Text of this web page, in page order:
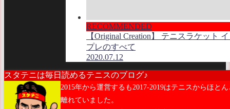
RECOMMENDED
【Original Creation】 テニスラケット
プレのすべて
2020.07.12
スタテニは毎日読めるテニスのブログ♪
2015年から運営するも2017-2019はテニスからほとん
離れていました。